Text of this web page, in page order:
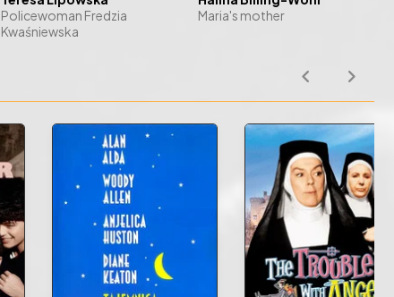
Policewoman Fredzia
Kwaśniewska
Maria's mother